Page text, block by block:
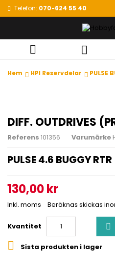
Telefon: 070-624 55 40
 
Hem HPI Reservdelar PULSE
DIFF. OUTDRIVES
Referens 101356 Varumärke
PULSE 4.6 BUGGY RTR
130,00 kr
Inkl. moms Beräknas skickas
Kvantitet 
 Sista produkten i lager